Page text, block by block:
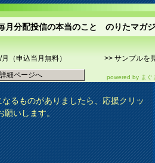
月分配投信の本当のこと のりたマガ
（申込当月無料） >>サンプルを
詳細ページへ
powered by まぐ
ものがありましたら、応援クリッ
願いします。